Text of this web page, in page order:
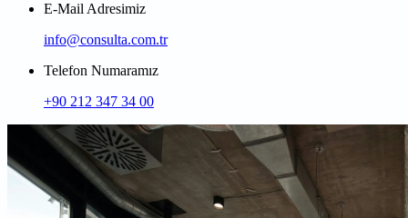
E-Mail Adresimiz
info@consulta.com.tr
Telefon Numaramız
+90 212 347 34 00